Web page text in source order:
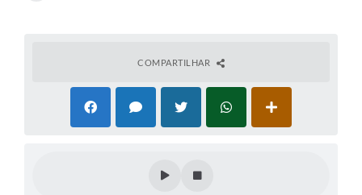
COMPARTILHAR